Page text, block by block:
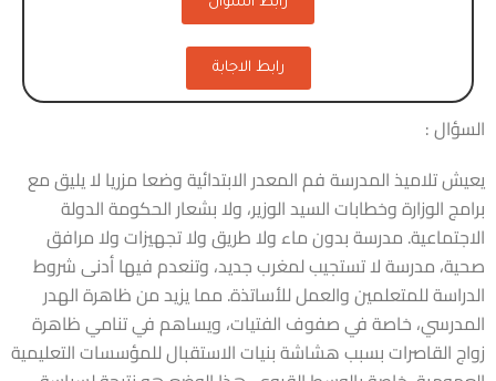
رابط الاجابة
السؤال :
يعيش تلاميذ المدرسة فم المعدر الابتدائية وضعا مزريا لا يليق مع
برامج الوزارة وخطابات السيد الوزير، ولا بشعار الحكومة الدولة
الاجتماعية. مدرسة بدون ماء ولا طريق ولا تجهيزات ولا مرافق
صحية، مدرسة لا تستجيب لمغرب جديد، وتنعدم فيها أدنى شروط
الدراسة للمتعلمين والعمل للأساتذة. مما يزيد من ظاهرة الهدر
المدرسي، خاصة في صفوف الفتيات، ويساهم في تنامي ظاهرة
زواج القاصرات بسبب هشاشة بنيات الاستقبال للمؤسسات التعليمية